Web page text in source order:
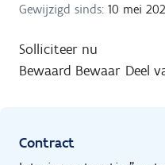
Gewijzigd sinds: 10 mei
Solliciteer nu
Bewaard Bewaar Deel
Contract